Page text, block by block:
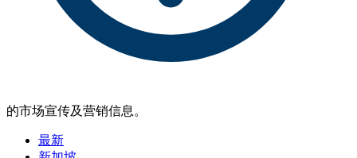
的市场宣传及营销信息。
最新